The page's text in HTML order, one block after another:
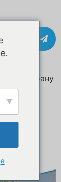
Контакт
за храну